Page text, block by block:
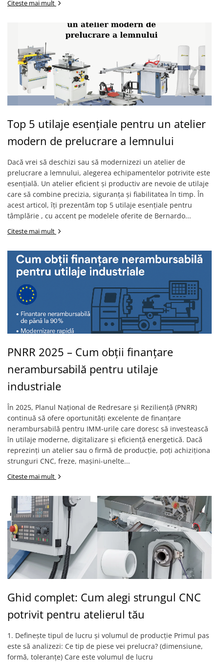
Indicator cadran / Baze magnetice
Micrometru
Micrometru de adancime
Micrometru de interior
Nivele
Palpatoare margine
Prisma
Raportor
Instrumente de decupare
metalelor
Instrumente de frezat
Instrumente de găurit
Tarozi si filiere
Accesorii utilaje
Accesorii pentru ferastraie
mecanice cu banda si disc
Accesorii pentru masini de ascutit
Accesorii pentru masini de gaurit
Accesorii pentru masini de slefuit
Accesorii pentru masini de taiat
filete
magnetice
Accesorii pentru strunguri
Accesorii polizor umed și uscat
Accesorii generale
Accesorii masini de slefuit cutite
de gravat
Accesorii pentru mașini de șlefuit
Accesorii, mese si prelungiri metal
Benzi textile de șlefuit pentru
Lame de ferastrau cu varf din
carbura
Lame de ferăstrău cu acoperire
TiN
Panze de taiere cu banda verticala
Panze de taiere metal pentru
ferastraie
Standuri pentru ferăstraie cu
bandă
frezat
Standuri pentru mașini de șlefuit
Citeste mai mult
Top 5 utilaje esențiale pentru un atelier
modern de prelucrare a lemnului
Dacă vrei să deschizi sau să modernizezi un atelier de
prelucrare a lemnului, alegerea echipamentelor potrivite este
esențială. Un atelier eficient și productiv are nevoie de utilaje
care să combine precizia, siguranța și fiabilitatea în timp. În
acest articol, îți prezentăm top 5 utilaje esențiale pentru
tâmplărie , cu accent pe modelele oferite de Bernardo...
Citeste mai mult
PNRR 2025 – Cum obții finanțare
nerambursabilă pentru utilaje
industriale
În 2025, Planul Național de Redresare și Reziliență (PNRR)
continuă să ofere oportunități excelente de finanțare
nerambursabilă pentru IMM-urile care doresc să investească
în utilaje moderne, digitalizare și eficiență energetică. Dacă
reprezinți un atelier sau o firmă de producție, poți achiziționa
strunguri CNC, freze, mașini-unelte...
Citeste mai mult
Ghid complet: Cum alegi strungul CNC
potrivit pentru atelierul tău
1. Definește tipul de lucru și volumul de producție Primul pas
este să analizezi: Ce tip de piese vei prelucra? (dimensiune,
formă, toleranțe) Care este volumul de lucru